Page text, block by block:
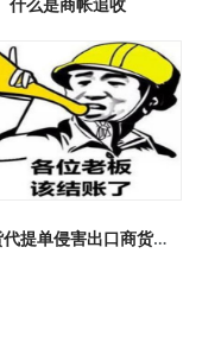
什么是商帐追收
外国货代提单侵害出口商货权评点